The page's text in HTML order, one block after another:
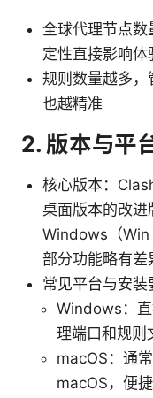
全球代理节点数
定性直接影响体
规则数量越多，
也越精准
2. 版本与平
核心版本：
桌面版本的改
Windows（Win
部分功能略有差
常见平台与安装
Windows：
理端口和规则
macOS：通
macOS，便